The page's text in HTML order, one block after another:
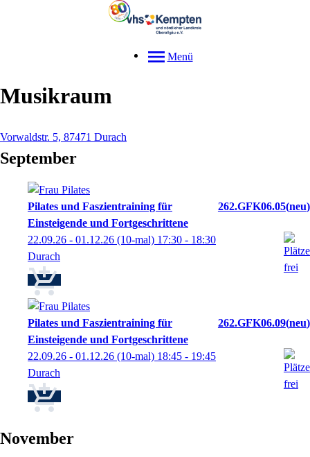
Menü
Musikraum
Vorwaldstr. 5, 87471 Durach
September
Pilates und Faszientraining für
Einsteigende und Fortgeschrittene
262.GFK06.05 neu
22.09.26 - 01.12.26 (10-mal) 17:30 - 18:30
Durach
Pilates und Faszientraining für
Einsteigende und Fortgeschrittene
262.GFK06.09 neu
22.09.26 - 01.12.26 (10-mal) 18:45 - 19:45
Durach
November